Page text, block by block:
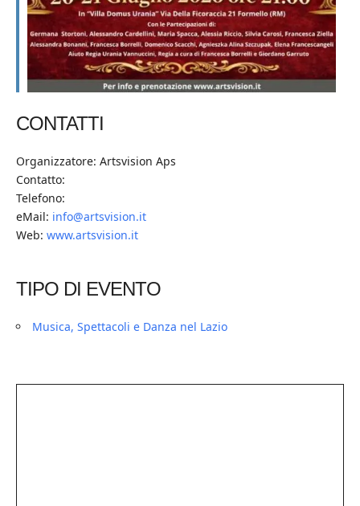
CONTATTI
Organizzatore: Artsvision Aps
Contatto:
Telefono:
eMail: info@artsvision.it
Web: www.artsvision.it
TIPO DI EVENTO
Musica, Spettacoli e Danza nel Lazio